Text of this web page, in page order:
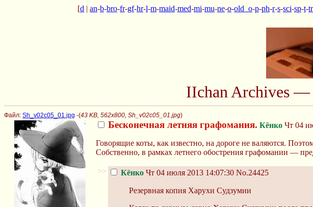
[d | an-b-bro-fr-gf-hr-l-m-maid-med-mi-mu-ne-o-old_o-p-ph-r-s-sci-sp-t-
IIchan Archives —
Файл: Sh_v02c05_01.jpg -(43 KB, 562x800, Sh_v02c05_01.jpg)
Бесконечная летняя графомания. Кёнко Чт 04
Говорящие коты, как известно, на дороге не валяются.
Собственно, в рамках летнего обострения графомании —
>> Кёнко Чт 04 июля 2013 14:07:30 No.24425
Резервная копия Харухи Судзумии